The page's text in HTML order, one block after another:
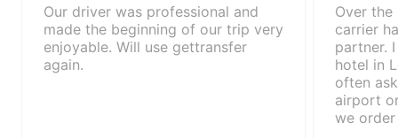
Our driver was professional and
made the beginning of our trip very
enjoyable. Will use gettransfer
again.
Over
carrier
partner.
hotel in
often
airport
we order